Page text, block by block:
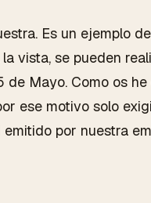
Es un ejemplo
vista, se pueden
de Mayo. Como os
ese motivo solo
por nuestra